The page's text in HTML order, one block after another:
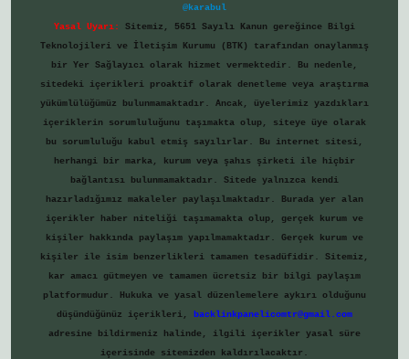
@karabul
Yasal Uyarı:
Sitemiz, 5651 Sayılı Kanun gereğince Bilgi
Teknolojileri ve İletişim Kurumu (BTK) tarafından onaylanmış
bir Yer Sağlayıcı olarak hizmet vermektedir. Bu nedenle,
sitedeki içerikleri proaktif olarak denetleme veya araştırma
yükümlülüğümüz bulunmamaktadır. Ancak, üyelerimiz yazdıkları
içeriklerin sorumluluğunu taşımakta olup, siteye üye olarak
bu sorumluluğu kabul etmiş sayılırlar. Bu internet sitesi,
herhangi bir marka, kurum veya şahıs şirketi ile hiçbir
bağlantısı bulunmamaktadır. Sitede yalnızca kendi
hazırladığımız makaleler paylaşılmaktadır. Burada yer alan
içerikler haber niteliği taşımamakta olup, gerçek kurum ve
kişiler hakkında paylaşım yapılmamaktadır. Gerçek kurum ve
kişiler ile isim benzerlikleri tamamen tesadüfidir. Sitemiz,
kar amacı gütmeyen ve tamamen ücretsiz bir bilgi paylaşım
platformudur. Hukuka ve yasal düzenlemelere aykırı olduğunu
düşündüğünüz içerikleri,
backlinkpanelicomtr@gmail.com
adresine bildirmeniz halinde, ilgili içerikler yasal süre
içerisinde sitemizden kaldırılacaktır.